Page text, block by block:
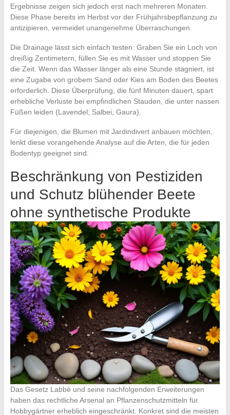
Ergebnisse zeigen sich jedoch erst nach mehreren Monaten.
Diese Phase bereits im Herbst vor der Frühjahrsbepflanzung zu
antizipieren, vermeidet unangenehme Überraschungen.
Die Drainage lässt sich einfach testen: Graben Sie ein Loch von
dreißig Zentimetern, füllen Sie es mit Wasser und stoppen Sie
die Zeit. Wenn das Wasser länger als eine Stunde stagniert, ist
eine Zugabe von grobem Sand oder Kies am Boden des Beetes
erforderlich. Diese Überprüfung, die fünf Minuten dauert, spart
erhebliche Verluste bei empfindlichen Stauden, die unter nassen
Füßen leiden (Lavendel, Salbei, Gaura).
Für diejenigen, die Blumen mit Jardindivert anbauen möchten,
lenkt diese vorangehende Analyse auf die Arten, die für jeden
Bodentyp geeignet sind.
Beschränkung von Pestiziden
und Schutz blühender Beete
ohne synthetische Produkte
Das Gesetz Labbé und seine nachfolgenden Erweiterungen
haben das rechtliche Arsenal an Pflanzenschutzmitteln für
Hobbygärtner erheblich eingeschränkt. Konkret sind die meisten